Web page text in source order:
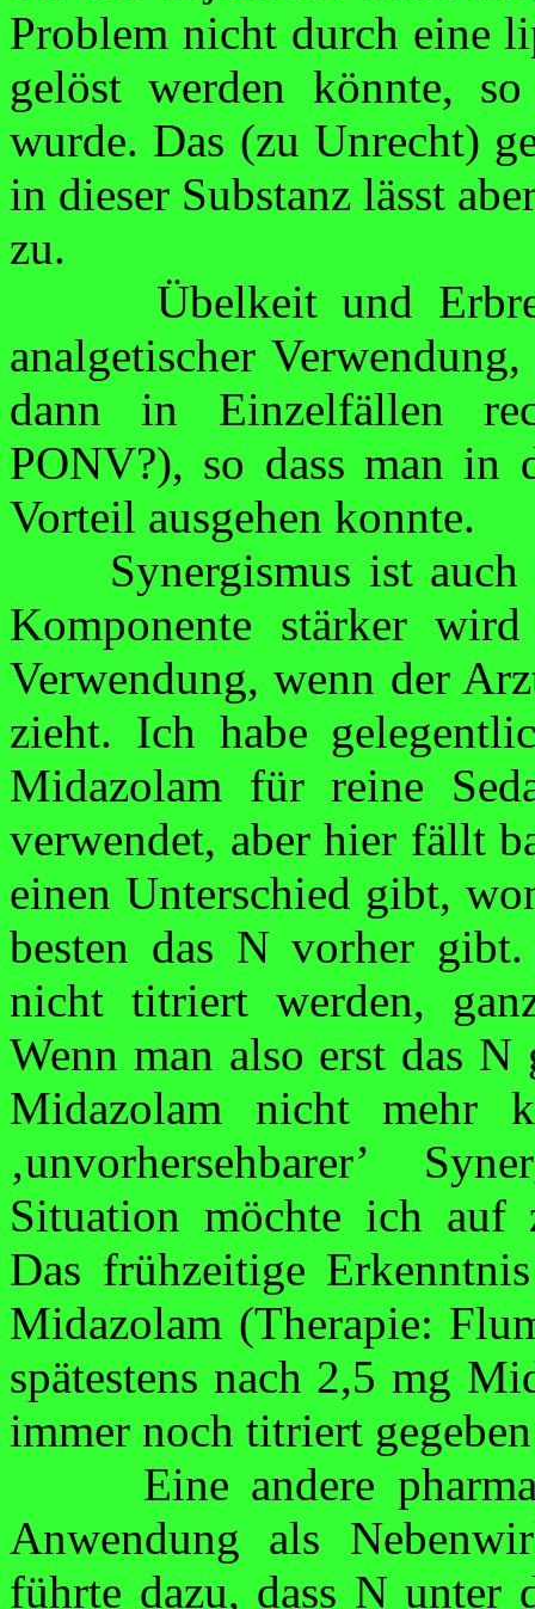
Problem nicht durch eine
gelöst werden könnte,
wurde. Das (zu Unrecht)
in dieser Substanz lässt
zu.
Übelkeit und
analgetischer
dann in Einzelfällen
PONV?), so dass man in
Vorteil ausgehen konnte.
Synergismus ist
Komponente stärker
Verwendung, wenn der
zieht. Ich habe
Midazolam für reine
verwendet, aber hier fällt
einen Unter­schied gibt,
besten das N vorher
nicht titriertwerden,
Wenn man also erst das
Midazolam nicht mehr
‚unvorher­sehbarer’
Situation möchte ich auf
Das frühzeitige
Midazolam (Therapie:
spätestens nach 2,5 mg
immer noch titriert
Eine andere
Anwendung als
führte dazu, dass N unter